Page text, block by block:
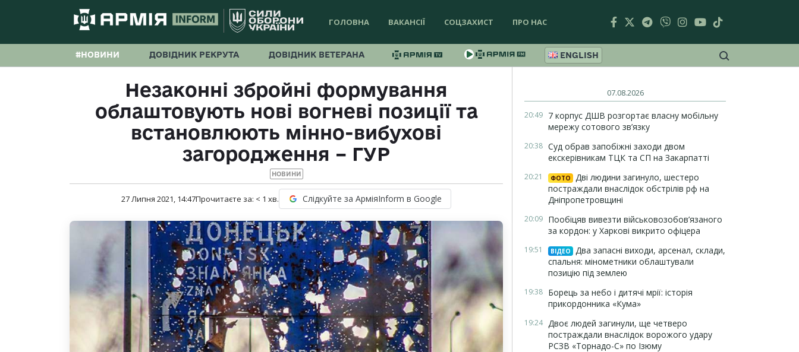
ГОЛОВНА ВАКАНСІЇ СОЦЗАХИСТ ПРО НАС
#НОВИНИ ДОВІДНИК РЕКРУТА ДОВІДНИК ВЕТЕРАНА ENGLISH
Незаконні збройні формування
облаштовують нові вогневі позиції та
встановлюють мінно-вибухові
загородження – ГУР
НОВИНИ
27 Липня 2021, 14:47Прочитаєте за: < 1 хв. Слідкуйте за АрміяInform в Google
07.08.2026
20:49 7 корпус ДШВ розгортає власну мобільну
мережу сотового зв’язку
20:38 Суд обрав запобіжні заходи двом
екскерівникам ТЦК та СП на Закарпатті
20:21 ФОТО
Дві людини загинуло, шестеро
постраждали внаслідок обстрілів рф на
Дніпропетровщині
20:09 Пообіцяв вивезти військовозобов’язаного
за кордон: у Харкові викрито офіцера
19:51 ВІДЕО
Два запасні виходи, арсенал, склади,
спальня: мінометники облаштували
позицію під землею
19:38 Борець за небо і дитячі мрії: історія
прикордонника «Кума»
19:24 Двоє людей загинули, ще четверо
постраждали внаслідок ворожого удару
РСЗВ «Торнадо-С» по Ізюму